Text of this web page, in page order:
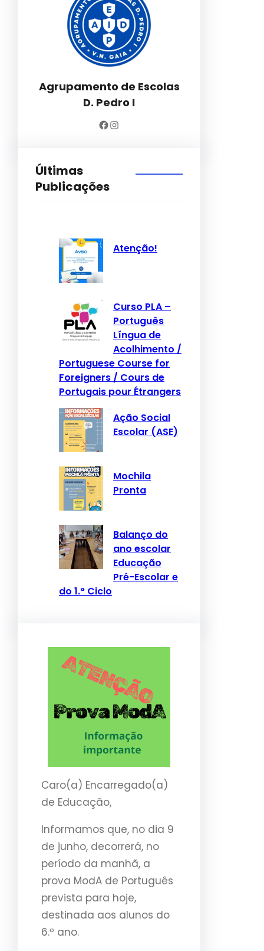
Agrupamento de Escolas
D. Pedro I
Facebook Instagram
Últimas
Publicações
Atenção!
Curso PLA –
Português
Língua de
Acolhimento /
Portuguese Course for
Foreigners / Cours de
Portugais pour Étrangers
Ação Social
Escolar (ASE)
Mochila
Pronta
Balanço do
ano escolar
Educação
Pré-Escolar e
do 1.° Ciclo
Caro(a) Encarregado(a)
de Educação,
Informamos que, no dia 9
de junho, decorrerá, no
período da manhã, a
prova ModA de Português
prevista para hoje,
destinada aos alunos do
6.º ano.